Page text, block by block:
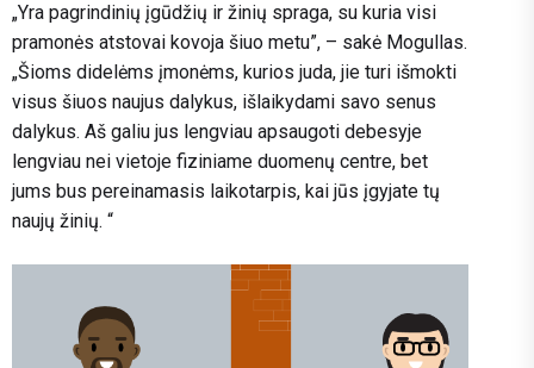
„Yra pagrindinių įgūdžių ir žinių spraga, su kuria visi
pramonės atstovai kovoja šiuo metu”, – sakė Mogullas.
„Šioms didelėms įmonėms, kurios juda, jie turi išmokti
visus šiuos naujus dalykus, išlaikydami savo senus
dalykus. Aš galiu jus lengviau apsaugoti debesyje
lengviau nei vietoje fiziniame duomenų centre, bet
jums bus pereinamasis laikotarpis, kai jūs įgyjate tų
naujų žinių. “